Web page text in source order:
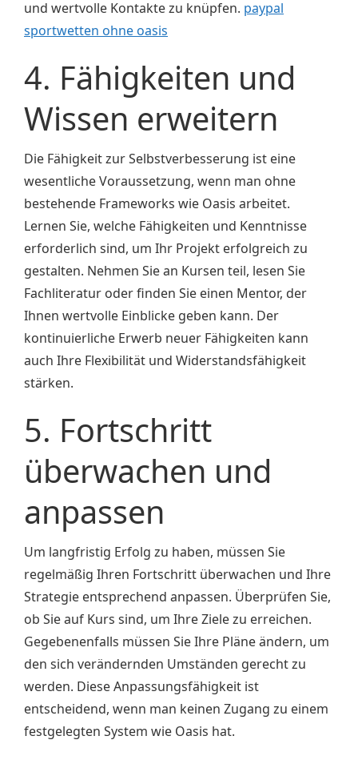
und wertvolle Kontakte zu knüpfen. paypal
sportwetten ohne oasis
4. Fähigkeiten und
Wissen erweitern
Die Fähigkeit zur Selbstverbesserung ist eine
wesentliche Voraussetzung, wenn man ohne
bestehende Frameworks wie Oasis arbeitet.
Lernen Sie, welche Fähigkeiten und Kenntnisse
erforderlich sind, um Ihr Projekt erfolgreich zu
gestalten. Nehmen Sie an Kursen teil, lesen Sie
Fachliteratur oder finden Sie einen Mentor, der
Ihnen wertvolle Einblicke geben kann. Der
kontinuierliche Erwerb neuer Fähigkeiten kann
auch Ihre Flexibilität und Widerstandsfähigkeit
stärken.
5. Fortschritt
überwachen und
anpassen
Um langfristig Erfolg zu haben, müssen Sie
regelmäßig Ihren Fortschritt überwachen und Ihre
Strategie entsprechend anpassen. Überprüfen Sie,
ob Sie auf Kurs sind, um Ihre Ziele zu erreichen.
Gegebenenfalls müssen Sie Ihre Pläne ändern, um
den sich verändernden Umständen gerecht zu
werden. Diese Anpassungsfähigkeit ist
entscheidend, wenn man keinen Zugang zu einem
festgelegten System wie Oasis hat.